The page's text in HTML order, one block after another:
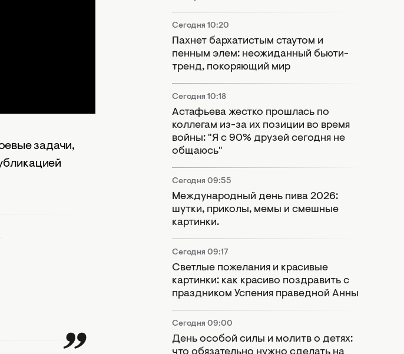
задачи,
Сегодня 10:20
Пахнет бархатистым стаутом и
пенным элем: неожиданный бьюти-
тренд, покоряющий мир
Сегодня 10:18
Астафьева жестко прошлась по
коллегам из-за их позиции во время
войны: "Я с 90% друзей сегодня не
общаюсь"
Сегодня 09:55
Международный день пива 2026:
шутки, приколы, мемы и смешные
картинки.
Сегодня 09:17
Светлые пожелания и красивые
картинки: как красиво поздравить с
праздником Успения праведной Анны
Сегодня 09:00
День особой силы и молитв о детях: